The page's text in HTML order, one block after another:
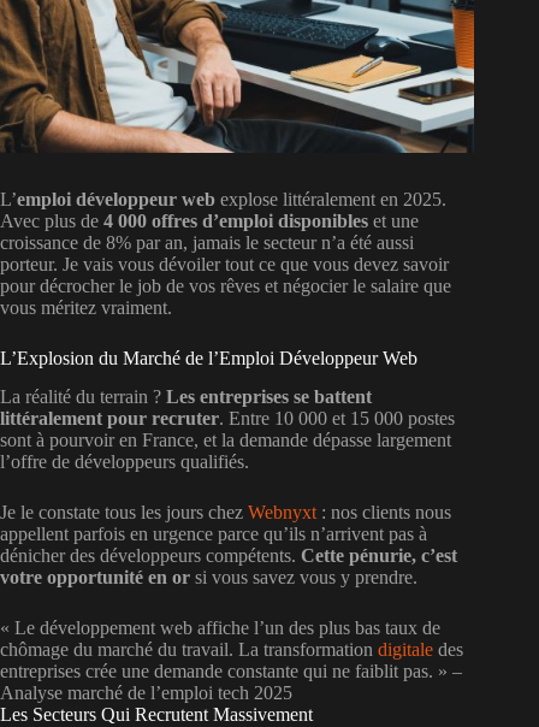
L’emploi développeur web explose littéralement en 2025.
Avec plus de 4 000 offres d’emploi disponibles et une
croissance de 8% par an, jamais le secteur n’a été aussi
porteur. Je vais vous dévoiler tout ce que vous devez savoir
pour décrocher le job de vos rêves et négocier le salaire que
vous méritez vraiment.
L’Explosion du Marché de l’Emploi Développeur Web
La réalité du terrain ? Les entreprises se battent
littéralement pour recruter. Entre 10 000 et 15 000 postes
sont à pourvoir en France, et la demande dépasse largement
l’offre de développeurs qualifiés.
Je le constate tous les jours chez Webnyxt : nos clients nous
appellent parfois en urgence parce qu’ils n’arrivent pas à
dénicher des développeurs compétents. Cette pénurie, c’est
votre opportunité en or si vous savez vous y prendre.
« Le développement web affiche l’un des plus bas taux de
chômage du marché du travail. La transformation digitale des
entreprises crée une demande constante qui ne faiblit pas. » –
Analyse marché de l’emploi tech 2025
Les Secteurs Qui Recrutent Massivement